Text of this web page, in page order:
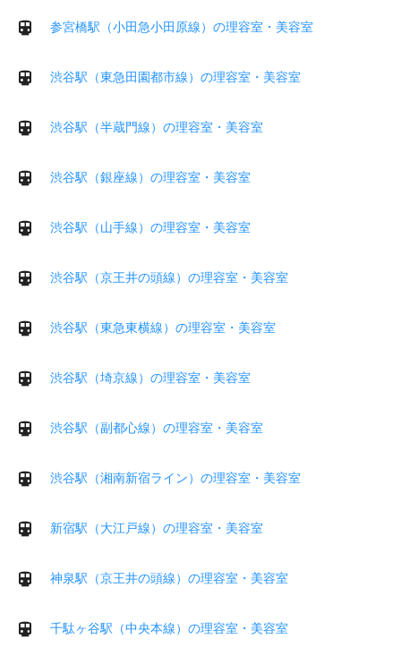
参宮橋駅（小田急小田原線）の理容室・美容室
渋谷駅（東急田園都市線）の理容室・美容室
渋谷駅（半蔵門線）の理容室・美容室
渋谷駅（銀座線）の理容室・美容室
渋谷駅（山手線）の理容室・美容室
渋谷駅（京王井の頭線）の理容室・美容室
渋谷駅（東急東横線）の理容室・美容室
渋谷駅（埼京線）の理容室・美容室
渋谷駅（副都心線）の理容室・美容室
渋谷駅（湘南新宿ライン）の理容室・美容室
新宿駅（大江戸線）の理容室・美容室
神泉駅（京王井の頭線）の理容室・美容室
千駄ヶ谷駅（中央本線）の理容室・美容室